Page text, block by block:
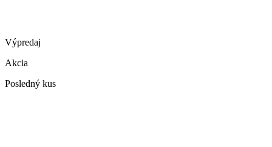
Výpredaj
Akcia
Posledný kus